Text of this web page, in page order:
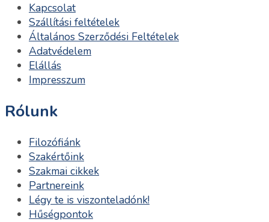
Kapcsolat
Szállítási feltételek
Általános Szerződési Feltételek
Adatvédelem
Elállás
Impresszum
Rólunk
Filozófiánk
Szakértőink
Szakmai cikkek
Partnereink
Légy te is viszonteladónk!
Hűségpontok